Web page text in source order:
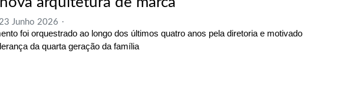
23 Junho 2026
foi orquestrado ao longo dos últimos quatro anos pela diretoria e motivado
da quarta geração da família